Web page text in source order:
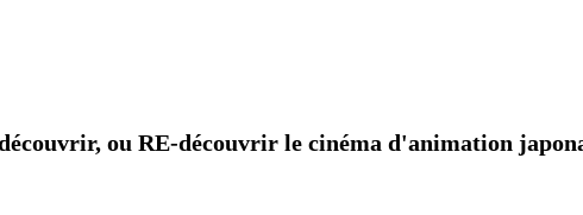
ou RE-découvrir le cinéma d'animation